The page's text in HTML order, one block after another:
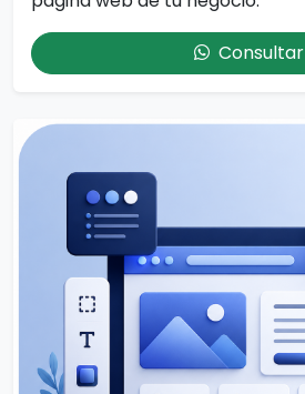
Consultar